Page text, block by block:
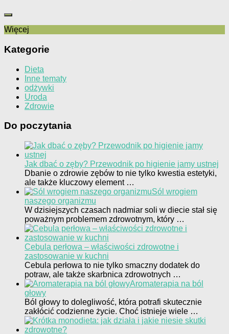
Więcej
Kategorie
Dieta
Inne tematy
odżywki
Uroda
Zdrowie
Do poczytania
Jak dbać o zęby? Przewodnik po higienie jamy ustnej
Dbanie o zdrowie zębów to nie tylko kwestia estetyki,
ale także kluczowy element …
Sól wrogiem
naszego organizmu
W dzisiejszych czasach nadmiar soli w diecie stał się
poważnym problemem zdrowotnym, który …
Cebula perłowa – właściwości zdrowotne i
zastosowanie w kuchni
Cebula perłowa to nie tylko smaczny dodatek do
potraw, ale także skarbnica zdrowotnych …
Aromaterapia na ból
głowy
Ból głowy to dolegliwość, która potrafi skutecznie
zakłócić codzienne życie. Choć istnieje wiele …